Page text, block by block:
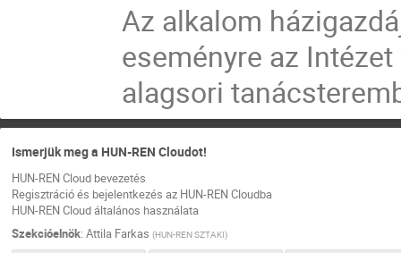
Az alkalom
eseményre az
alagsori
Ismerjük meg a HUN-REN Cloudot!
HUN-REN Cloud bevezetés
Regisztráció és bejelentkezés az HUN-REN Cloudba
HUN-REN Cloud általános használata
Szekcióelnök: Attila Farkas (HUN-REN SZTAKI)